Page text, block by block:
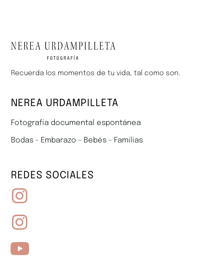
Recuerda los momentos de tu vida, tal como son.
NEREA URDAMPILLETA
Fotografía documental espontánea
Bodas - Embarazo - Bebés - Familias
REDES SOCIALES